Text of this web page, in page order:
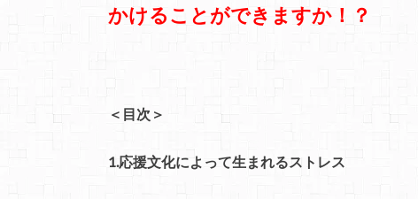
かけることができますか！？
＜目次＞
1.応援文化によって生まれるストレス